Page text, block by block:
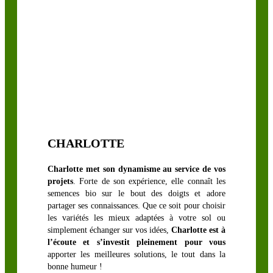
Fléole &
prés
Ray-Grass
Anglais
Ray-Grass
Annuel
Ray-Grass
CHARLOTTE
Charlotte met son dynamisme au service de vos
projets . Forte de son expérience, elle connaît les
semences bio sur le bout des doigts et adore
partager ses connaissances. Que ce soit pour choisir
les variétés les mieux adaptées à votre sol ou
simplement échanger sur vos idées, Charlotte est à
l’écoute et s’investit pleinement pour vous
apporter les meilleures solutions, le tout dans la
bonne humeur !